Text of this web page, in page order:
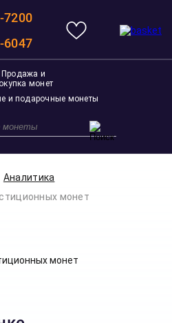
7200
6047
и подарочные монеты
Аналитика
монет